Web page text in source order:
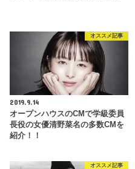
オススメ記事
2019.9.14
オープンハウスのCMで学級委員
長役の女優清野菜名の多数CMを
紹介！！
オススメ記事